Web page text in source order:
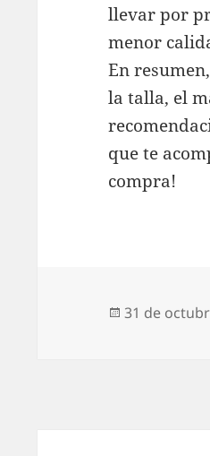
llevar por
menor
En
la talla, el
que te
compra!
Publicado
31 de